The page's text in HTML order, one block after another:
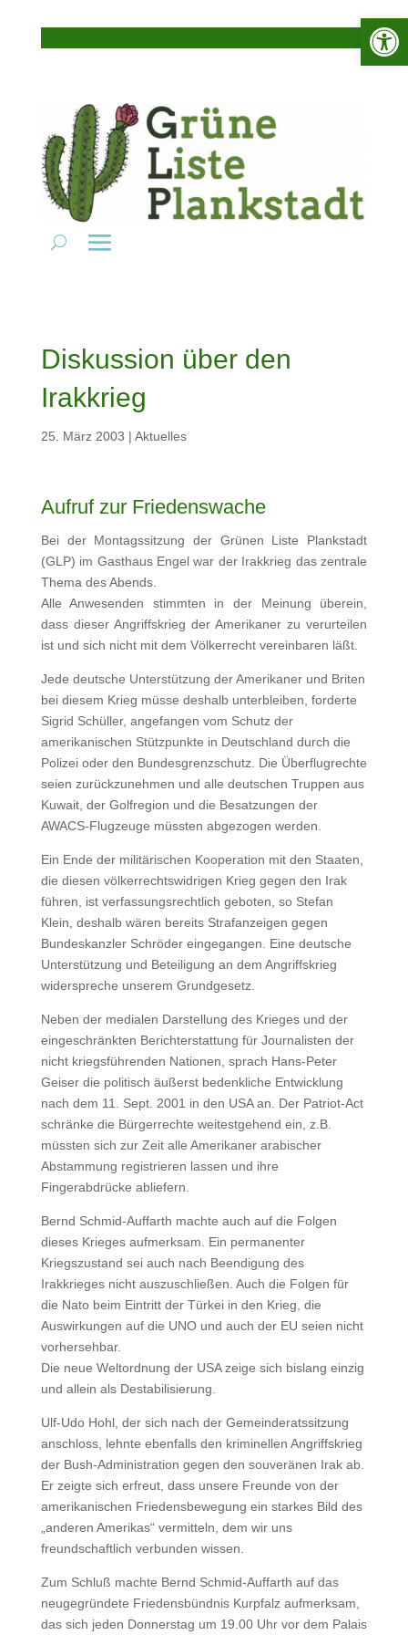
Diskussion über den
Irakkrieg
25. März 2003 | Aktuelles
Aufruf zur Friedenswache
Bei der Montagssitzung der Grünen Liste Plankstadt
(GLP) im Gasthaus Engel war der Irakkrieg das zentrale
Thema des Abends.
Alle Anwesenden stimmten in der Meinung überein,
dass dieser Angriffskrieg der Amerikaner zu verurteilen
ist und sich nicht mit dem Völkerrecht vereinbaren läßt.
Jede deutsche Unterstützung der Amerikaner und Briten
bei diesem Krieg müsse deshalb unterbleiben, forderte
Sigrid Schüller, angefangen vom Schutz der
amerikanischen Stützpunkte in Deutschland durch die
Polizei oder den Bundesgrenzschutz. Die Überflugrechte
seien zurückzunehmen und alle deutschen Truppen aus
Kuwait, der Golfregion und die Besatzungen der
AWACS-Flugzeuge müssten abgezogen werden.
Ein Ende der militärischen Kooperation mit den Staaten,
die diesen völkerrechtswidrigen Krieg gegen den Irak
führen, ist verfassungsrechtlich geboten, so Stefan
Klein, deshalb wären bereits Strafanzeigen gegen
Bundeskanzler Schröder eingegangen. Eine deutsche
Unterstützung und Beteiligung an dem Angriffskrieg
widerspreche unserem Grundgesetz.
Neben der medialen Darstellung des Krieges und der
eingeschränkten Berichterstattung für Journalisten der
nicht kriegsführenden Nationen, sprach Hans-Peter
Geiser die politisch äußerst bedenkliche Entwicklung
nach dem 11. Sept. 2001 in den USA an. Der Patriot-Act
schränke die Bürgerrechte weitestgehend ein, z.B.
müssten sich zur Zeit alle Amerikaner arabischer
Abstammung registrieren lassen und ihre
Fingerabdrücke abliefern.
Bernd Schmid-Auffarth machte auch auf die Folgen
dieses Krieges aufmerksam. Ein permanenter
Kriegszustand sei auch nach Beendigung des
Irakkrieges nicht auszuschließen. Auch die Folgen für
die Nato beim Eintritt der Türkei in den Krieg, die
Auswirkungen auf die UNO und auch der EU seien nicht
vorhersehbar.
Die neue Weltordnung der USA zeige sich bislang einzig
und allein als Destabilisierung.
Ulf-Udo Hohl, der sich nach der Gemeinderatssitzung
anschloss, lehnte ebenfalls den kriminellen Angriffskrieg
der Bush-Administration gegen den souveränen Irak ab.
Er zeigte sich erfreut, dass unsere Freunde von der
amerikanischen Friedensbewegung ein starkes Bild des
„anderen Amerikas“ vermitteln, dem wir uns
freundschaftlich verbunden wissen.
Zum Schluß machte Bernd Schmid-Auffarth auf das
neugegründete Friedensbündnis Kurpfalz aufmerksam,
das sich jeden Donnerstag um 19.00 Uhr vor dem Palais